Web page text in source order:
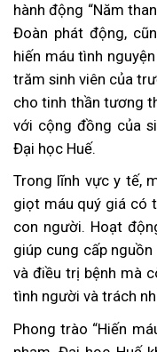
hành động “Năm
Đoàn phát động,
hiến máu tình
trăm sinh viên của
cho tinh thần tương
với cộng đồng của
Đại học Huế.
Trong lĩnh vực y tế,
giọt máu quý giá có
con người. Hoạt
giúp cung cấp
và điều trị bệnh mà
tình người và trách
Phong trào “Hiến